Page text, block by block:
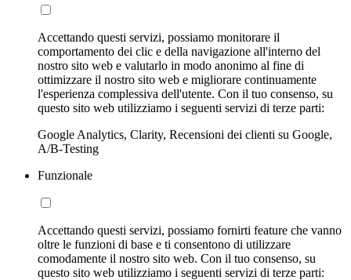
Accettando questi servizi, possiamo monitorare il
comportamento dei clic e della navigazione all'interno del
nostro sito web e valutarlo in modo anonimo al fine di
ottimizzare il nostro sito web e migliorare continuamente
l'esperienza complessiva dell'utente. Con il tuo consenso, su
questo sito web utilizziamo i seguenti servizi di terze parti:
Google Analytics, Clarity, Recensioni dei clienti su Google,
A/B-Testing
Funzionale
Accettando questi servizi, possiamo fornirti feature che vanno
oltre le funzioni di base e ti consentono di utilizzare
comodamente il nostro sito web. Con il tuo consenso, su
questo sito web utilizziamo i seguenti servizi di terze parti: